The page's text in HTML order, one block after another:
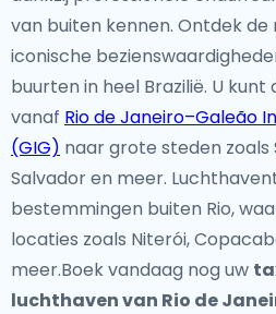
van buiten kennen. Ontdek de
iconische
buurten in heel Brazilië. U
vanaf Rio de Janeiro–Galeão
(GIG) naar grote steden zoals
Salvador en meer.
bestemmingen buiten Rio,
locaties zoals Niterói,
meer.Boek vandaag nog uw
luchthaven van Rio de